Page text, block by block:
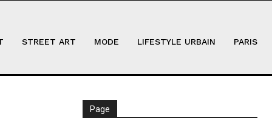
STREET ART MODE LIFESTYLE URBAIN PARIS
Page